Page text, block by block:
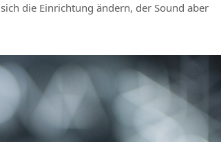
die Einrichtung ändern, der Sound aber